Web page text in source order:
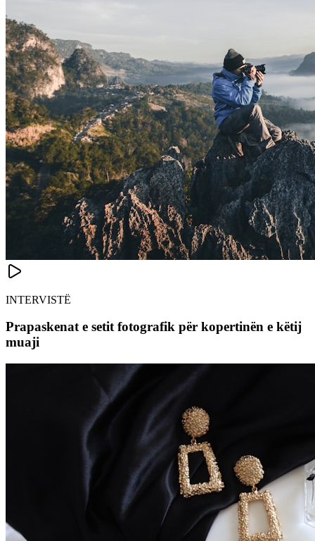
INTERVISTË
Prapaskenat e setit fotografik për kopertinën e këtij
muaji